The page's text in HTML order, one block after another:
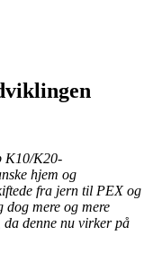
K10/K20-
hjem og
fra jern til PEX og
dog mere og mere
denne nu virker på